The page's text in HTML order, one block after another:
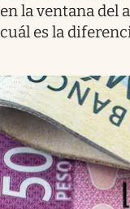
en la ventana del
cuál es la